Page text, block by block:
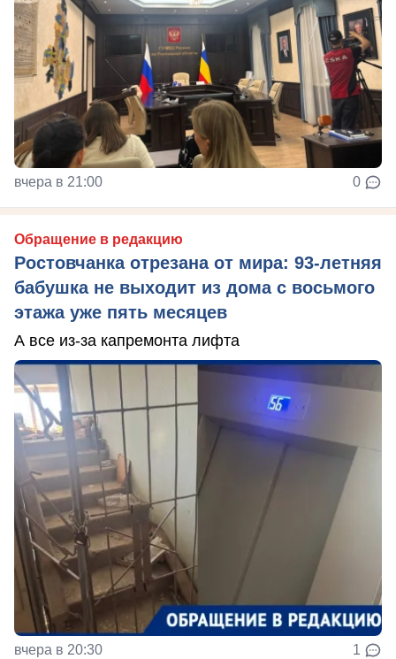
вчера в 21:00 0
Обращение в редакцию
Ростовчанка отрезана от мира: 93-летняя
бабушка не выходит из дома с восьмого
этажа уже пять месяцев
А все из-за капремонта лифта
вчера в 20:30 1